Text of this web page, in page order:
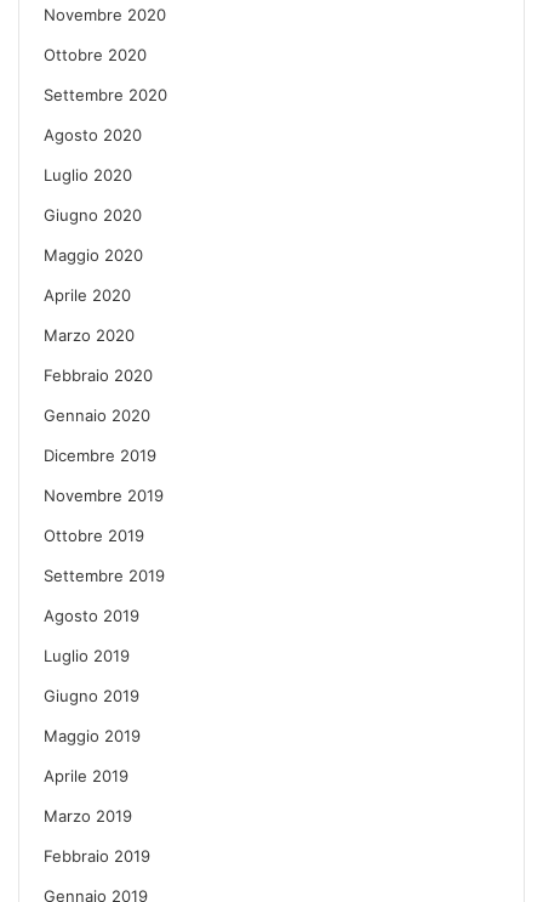
Novembre 2020
Ottobre 2020
Settembre 2020
Agosto 2020
Luglio 2020
Giugno 2020
Maggio 2020
Aprile 2020
Marzo 2020
Febbraio 2020
Gennaio 2020
Dicembre 2019
Novembre 2019
Ottobre 2019
Settembre 2019
Agosto 2019
Luglio 2019
Giugno 2019
Maggio 2019
Aprile 2019
Marzo 2019
Febbraio 2019
Gennaio 2019